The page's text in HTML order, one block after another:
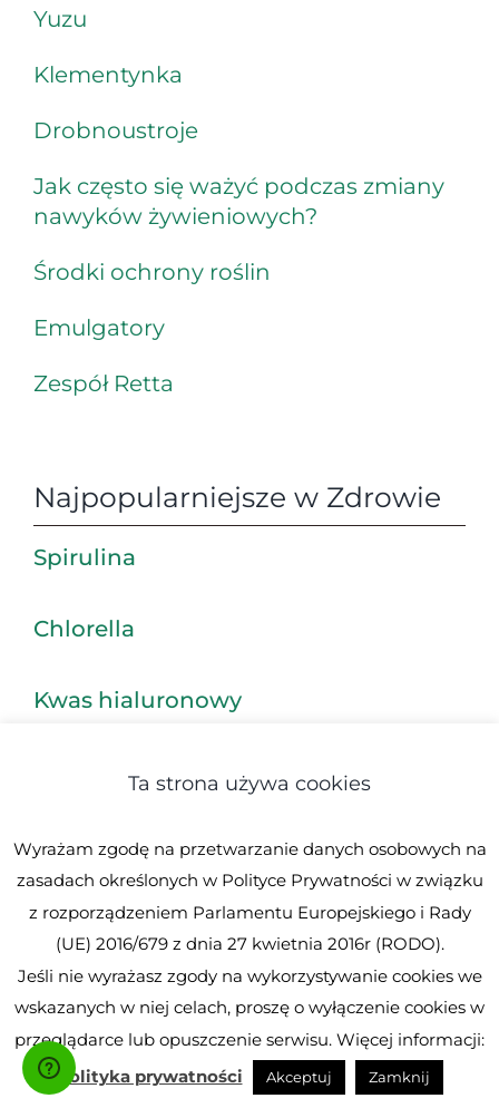
Yuzu
Klementynka
Drobnoustroje
Jak często się ważyć podczas zmiany
nawyków żywieniowych?
Środki ochrony roślin
Emulgatory
Zespół Retta
Najpopularniejsze w Zdrowie
Spirulina
Chlorella
Kwas hialuronowy
Czarnuszka
Koenzym Q10
Suplementy na stawy
Ta strona używa cookies
Wyrażam zgodę na przetwarzanie danych osobowych na
zasadach określonych w Polityce Prywatności w związku
z rozporządzeniem Parlamentu Europejskiego i Rady
(UE) 2016/679 z dnia 27 kwietnia 2016r (RODO).
Jeśli nie wyrażasz zgody na wykorzystywanie cookies we
wskazanych w niej celach, proszę o wyłączenie cookies w
przeglądarce lub opuszczenie serwisu. Więcej informacji:
Polityka prywatności
Akceptuj Zamknij